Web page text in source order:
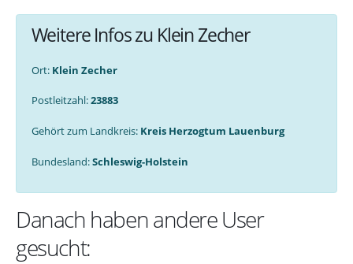
Weitere Infos zu Klein Zecher
Ort: Klein Zecher
Postleitzahl:23883
Gehört zum Landkreis: Kreis Herzogtum Lauenburg
Bundesland:Schleswig-Holstein
Danach haben andere User
gesucht: